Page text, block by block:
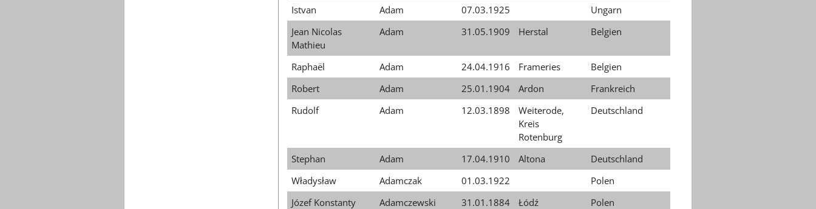
Istvan Adam 07.03.1925
Ungarn
Jean Nicolas
Mathieu
Adam 31.05.1909 Herstal Belgien
Raphaël Adam 24.04.1916 Frameries
Belgien
Robert
Adam 25.01.1904 Ardon
Frankreich
Rudolf
Adam 12.03.1898
Weiterode,
Kreis
Rotenburg
Deutschland
Stephan Adam 17.04.1910 Altona
Deutschland
Władysław
Adamczak 01.03.1922
Polen
Józef Konstanty
Adamczewski 31.01.1884 Łódź
Polen